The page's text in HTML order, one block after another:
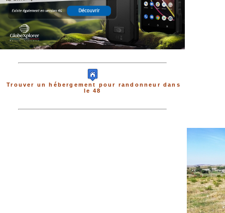
Trouver un hébergement pour randonneur dans
le 48